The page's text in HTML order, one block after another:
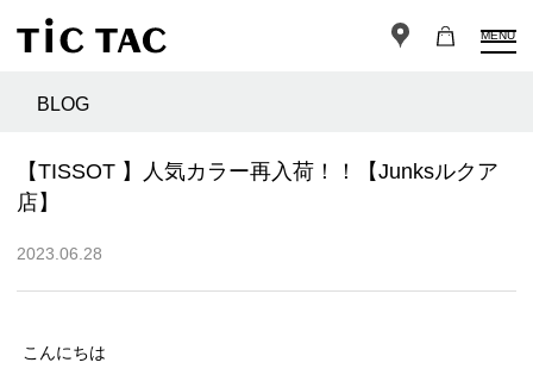
MENU
BLOG
【TISSOT 】人気カラー再入荷！！【Junksルクア
店】
2023.06.28
こんにちは